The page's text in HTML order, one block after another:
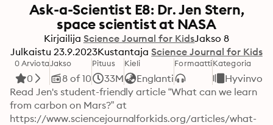
Ask-a-Scientist E8: Dr. Jen Stern,
space scientist at NASA
Kirjailija Science Journal for KidsJakso 8
Julkaistu 23.9.2023Kustantaja Science Journal for Kids
0 Arviota
0
Jakso
8 of 10
Pituus
33M
Kieli
Englanti
FormaattiKategoria
Read Jen's student-friendly article “What can we learn
from carbon on Mars?” at
https://www.sciencejournalforkids.org/articles/what-